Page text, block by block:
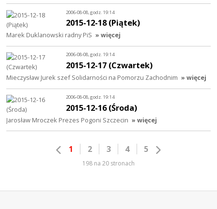
2006-08-08, godz. 19:14
2015-12-18 (Piątek)
Marek Duklanowski radny PiS » więcej
2006-08-08, godz. 19:14
2015-12-17 (Czwartek)
Mieczysław Jurek szef Solidarności na Pomorzu Zachodnim » więcej
2006-08-08, godz. 19:14
2015-12-16 (Środa)
Jarosław Mroczek Prezes Pogoni Szczecin » więcej
1 2 3 4 5
198 na 20 stronach